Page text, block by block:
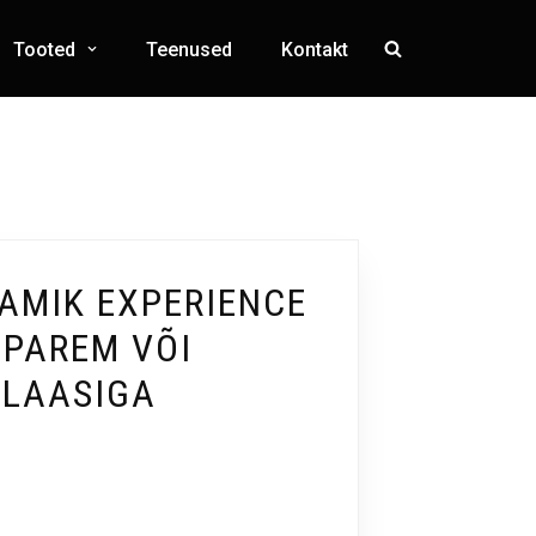
Tooted Teenused Kontakt
EXPERIENCE
VÕI